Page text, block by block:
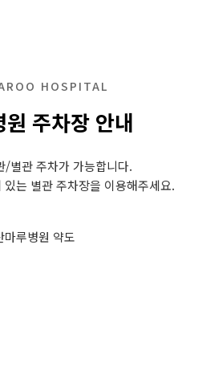
HOSPITAL
주차장 안내
/별관 주차가 가능합니다.
는 별관 주차장을 이용해주세요.